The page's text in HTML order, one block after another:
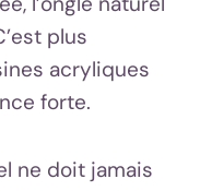
plus
acryliques
forte.
ne doit jamais